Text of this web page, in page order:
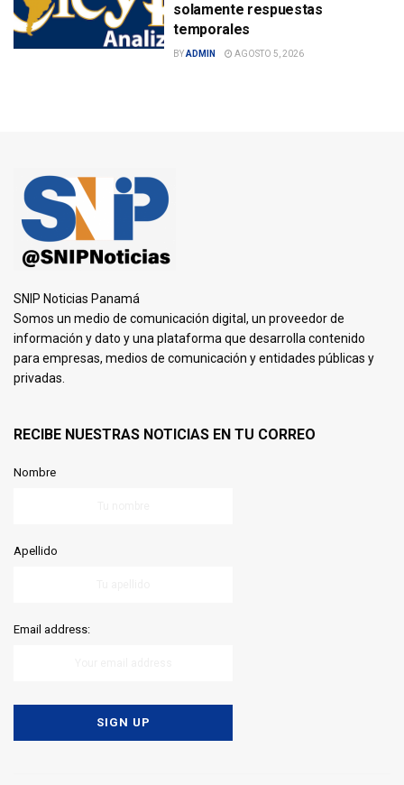
solamente respuestas
temporales
BYADMIN AGOSTO 5, 2026
SNIP Noticias Panamá
Somos un medio de comunicación digital, un proveedor de
información y dato y una plataforma que desarrolla contenido
para empresas, medios de comunicación y entidades públicas y
privadas.
RECIBE NUESTRAS NOTICIAS EN TU CORREO
Nombre
Apellido
Email address: